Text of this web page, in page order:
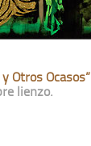
Otros Ocasos”
lienzo.